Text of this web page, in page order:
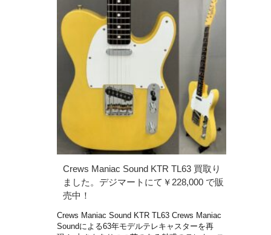
Crews Maniac Sound KTR TL63 買取り
ました。デジマートにて￥228,000 で販
売中！
Crews Maniac Sound KTR TL63 Crews Maniac
Soundによる63年モデルテレキャスターを再